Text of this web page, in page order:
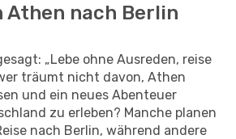
Athen nach Berlin
„Lebe ohne Ausreden, reise
träumt nicht davon, Athen
und ein neues Abenteuer
zu erleben? Manche planen
nach Berlin, während andere